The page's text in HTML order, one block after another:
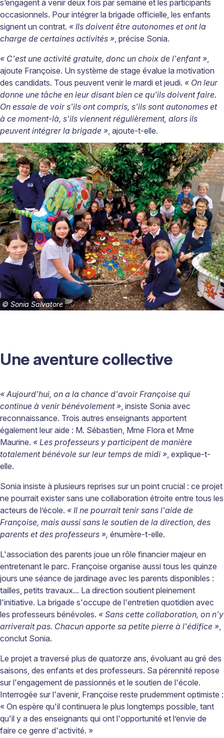
s’engagent à venir deux fois par semaine et les participants
occasionnels. Pour intégrer la brigade officielle, les enfants
signent un contrat. « Ils doivent être autonomes et ont la
charge de certaines activités » , précise Sonia.
« C'est une activité gratuite, donc un choix de l'enfant »
ajoute Françoise. Un système de stage évalue la motivation
des candidats. Tous peuvent venir le mardi et jeudi. « On leur
donne une tâche en leur disant bien ce qu'ils doivent faire.
On essaie de voir s'ils ont compris, s'ils sont autonomes et
à ce moment-là, s'ils viennent régulièrement, alors ils
peuvent intégrer la brigade » , ajoute-t-elle.
© Sonia Salvatore
Une aventure collective
« Aujourd'hui, on a la chance d'avoir Françoise qui
continue à venir bénévolement », insiste Sonia avec
reconnaissance. Trois autres enseignants apportent
également leur aide : M. Sébastien, Mme Flora et Mme
Maurine. « Les professeurs y participent de manière
totalement bénévole sur leur temps de midi », explique-t-
elle.
Sonia insiste à plusieurs reprises sur un point crucial : ce projet
ne pourrait exister sans une collaboration étroite entre tous les
acteurs de l’école. « Il ne pourrait tenir sans l'aide de
Françoise, mais aussi sans le soutien de la direction, des
parents et des professeurs », énumère-t-elle.
L'association des parents joue un rôle financier majeur en
entretenant le parc. Françoise organise aussi tous les quinze
jours une séance de jardinage avec les parents disponibles :
tailles, petits travaux... La direction soutient pleinement
l'initiative. La brigade s'occupe de l'entretien quotidien avec
les professeurs bénévoles. « Sans cette collaboration, on n'y
arriverait pas. Chacun apporte sa petite pierre à l'édifice »,
conclut Sonia.
Le projet a traversé plus de quatorze ans, évoluant au gré des
saisons, des enfants et des professeurs. Sa pérennité repose
sur l'engagement de passionnés et le soutien de l'école.
Interrogée sur l'avenir, Françoise reste prudemment optimiste :
« On espère qu'il continuera le plus longtemps possible, tant
qu'il y a des enseignants qui ont l'opportunité et l’envie de
faire ce genre d'activité. »